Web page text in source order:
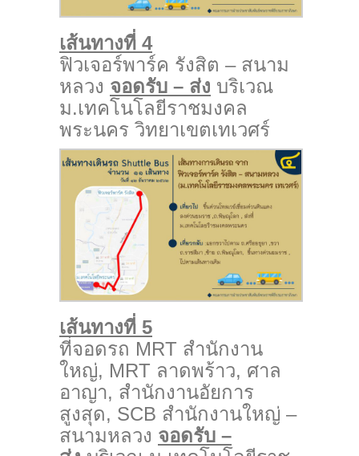
เส้นทางที่ 4
ฟิวเจอร์พาร์ค รังสิต – สนาม
หลวง จอดรับ – ส่ง บริเวณ
ม.เทคโนโลยีราชมงคล
พระนคร วิทยาเขตเทเวศร์
เส้นทางที่ 5
ที่จอดรถ MRT สำนักงาน
ใหญ่, MRT ลาดพร้าว, ศาล
อาญา, สำนักงานอัยการ
สูงสุด, SCB สำนักงานใหญ่ –
สนามหลวง จอดรับ –